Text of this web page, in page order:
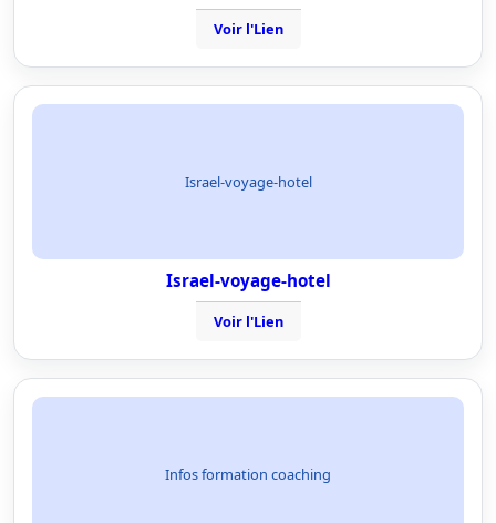
Voir l'Lien
Israel-voyage-hotel
Israel-voyage-hotel
Voir l'Lien
Infos formation coaching